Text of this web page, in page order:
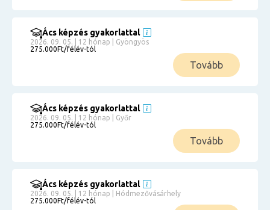
Ács képzés gyakorlattal
2026. 09. 05. | 12 hónap | Gyöngyös
275.000Ft/félév-tól
Tovább
Ács képzés gyakorlattal
2026. 09. 05. | 12 hónap | Győr
275.000Ft/félév-tól
Tovább
Ács képzés gyakorlattal
2026. 09. 05. | 12 hónap | Hódmezővásárhely
275.000Ft/félév-tól